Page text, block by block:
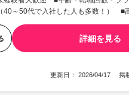
（40～50代で入社した人も多数！） ■
詳細を見る
更新日： 2026/04/17 掲